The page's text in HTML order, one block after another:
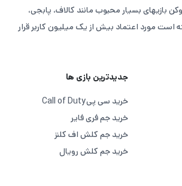
بازیهای بسیار محبوب مانند کالاف، پابجی،
است مورد اعتماد بیش از یک میلیون کاربر قرار
جدیدترین بازی ها
خرید سی پیCall of Duty
خرید جم فری فایر
خرید جم کلش اف کلنز
خرید جم کلش رویال